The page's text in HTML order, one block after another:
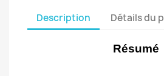
Description Détails du
Résumé